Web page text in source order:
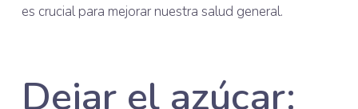
es crucial para mejorar nuestra salud general.
Dejar el azúcar: